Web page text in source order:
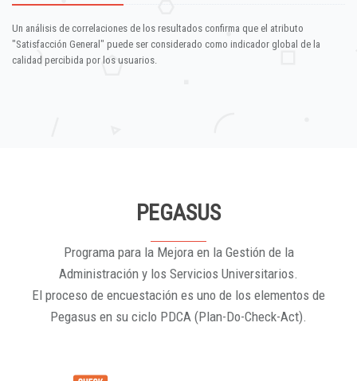
Un análisis de correlaciones de los resultados confirma que el atributo
"Satisfacción General" puede ser considerado como indicador global de la
calidad percibida por los usuarios.
PEGASUS
Programa para la Mejora en la Gestión de la
Administración y los Servicios Universitarios.
El proceso de encuestación es uno de los elementos de
Pegasus en su ciclo PDCA (Plan-Do-Check-Act).